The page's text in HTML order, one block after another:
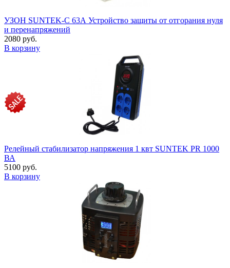
УЗОН SUNTEK-C 63А Устройство защиты от отгорания нуля
и перенапряжений
2080 руб.
В корзину
Релейный стабилизатор напряжения 1 квт SUNTEK PR 1000
ВА
5100 руб.
В корзину